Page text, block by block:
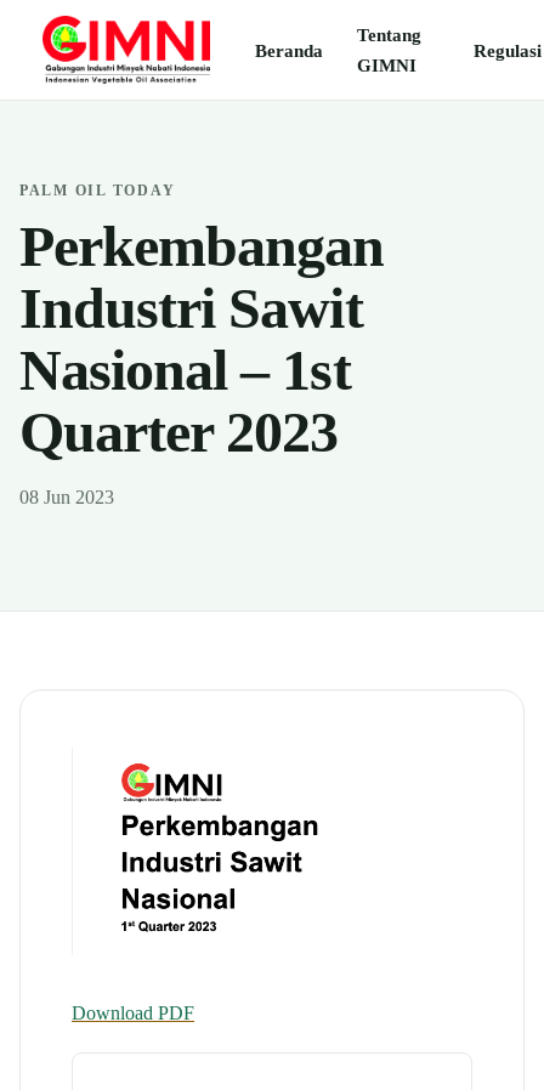
Beranda
Tentang
GIMNI
Regulasi
PALM OIL TODAY
Perkembangan
Industri Sawit
Nasional – 1st
Quarter 2023
08 Jun 2023
Download PDF